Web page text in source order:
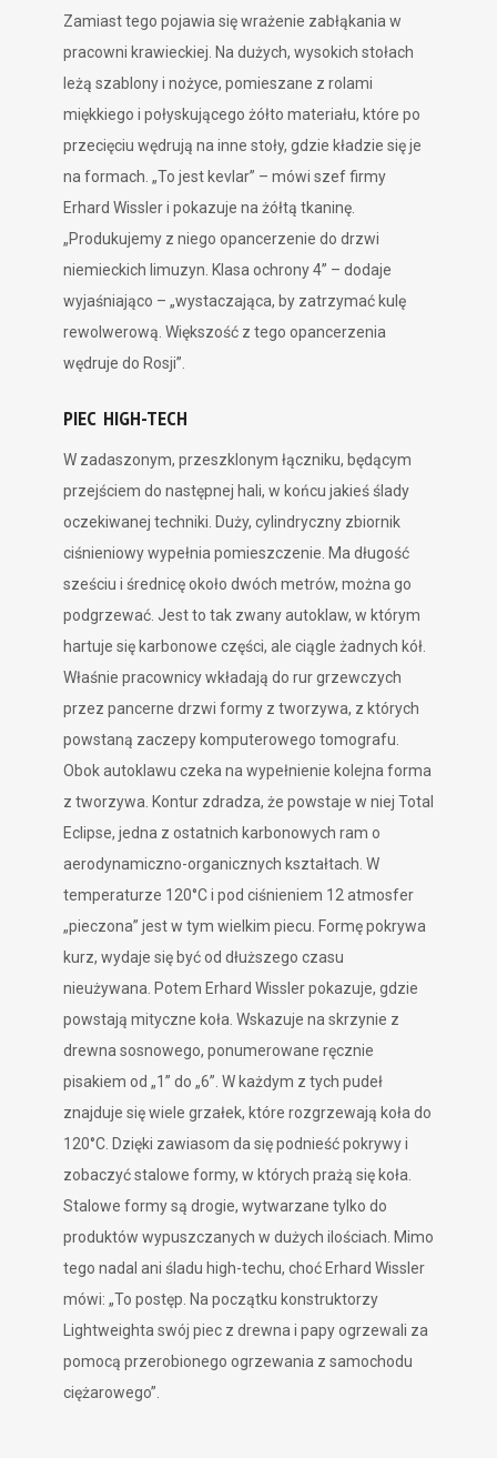
Zamiast tego pojawia się wrażenie zabłąkania w
pracowni krawieckiej. Na dużych, wysokich stołach
leżą szablony i nożyce, pomieszane z rolami
miękkiego i połyskującego żółto materiału, które po
przecięciu wędrują na inne stoły, gdzie kładzie się je
na formach. „To jest kevlar” – mówi szef firmy
Erhard Wissler i pokazuje na żółtą tkaninę.
„Produkujemy z niego opancerzenie do drzwi
niemieckich limuzyn. Klasa ochrony 4” – dodaje
wyjaśniająco – „wystaczająca, by zatrzymać kulę
rewolwerową. Większość z tego opancerzenia
wędruje do Rosji”.
PIEC HIGH-TECH
W zadaszonym, przeszklonym łączniku, będącym
przejściem do następnej hali, w końcu jakieś ślady
oczekiwanej techniki. Duży, cylindryczny zbiornik
ciśnieniowy wypełnia pomieszczenie. Ma długość
sześciu i średnicę około dwóch metrów, można go
podgrzewać. Jest to tak zwany autoklaw, w którym
hartuje się karbonowe części, ale ciągle żadnych kół.
Właśnie pracownicy wkładają do rur grzewczych
przez pancerne drzwi formy z tworzywa, z których
powstaną zaczepy komputerowego tomografu.
Obok autoklawu czeka na wypełnienie kolejna forma
z tworzywa. Kontur zdradza, że powstaje w niej Total
Eclipse, jedna z ostatnich karbonowych ram o
aerodynamiczno-organicznych kształtach. W
temperaturze 120°C i pod ciśnieniem 12 atmosfer
„pieczona” jest w tym wielkim piecu. Formę pokrywa
kurz, wydaje się być od dłuższego czasu
nieużywana. Potem Erhard Wissler pokazuje, gdzie
powstają mityczne koła. Wskazuje na skrzynie z
drewna sosnowego, ponumerowane ręcznie
pisakiem od „1” do „6”. W każdym z tych pudeł
znajduje się wiele grzałek, które rozgrzewają koła do
120°C. Dzięki zawiasom da się podnieść pokrywy i
zobaczyć stalowe formy, w których prażą się koła.
Stalowe formy są drogie, wytwarzane tylko do
produktów wypuszczanych w dużych ilościach. Mimo
tego nadal ani śladu high-techu, choć Erhard Wissler
mówi: „To postęp. Na początku konstruktorzy
Lightweighta swój piec z drewna i papy ogrzewali za
pomocą przerobionego ogrzewania z samochodu
ciężarowego”.